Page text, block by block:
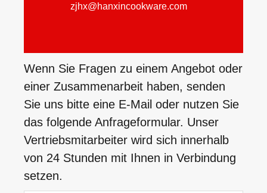
zjhx@hanxincookware.com
Wenn Sie Fragen zu einem Angebot oder
einer Zusammenarbeit haben, senden
Sie uns bitte eine E-Mail oder nutzen Sie
das folgende Anfrageformular. Unser
Vertriebsmitarbeiter wird sich innerhalb
von 24 Stunden mit Ihnen in Verbindung
setzen.